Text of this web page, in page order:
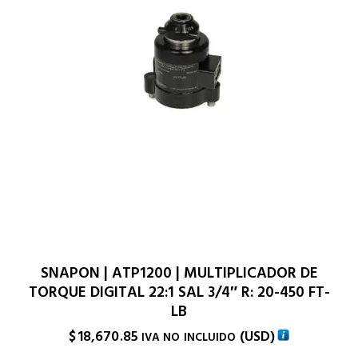
SNAPON | ATP1200 | MULTIPLICADOR DE
TORQUE DIGITAL 22:1 SAL 3/4″ R: 20-450 FT-
LB
$18,670.85 IVA NO INCLUIDO (USD)